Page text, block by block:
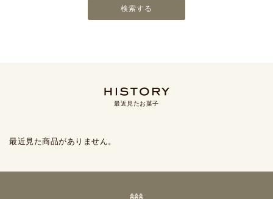
最近見たお菓子
最近見た商品がありません。